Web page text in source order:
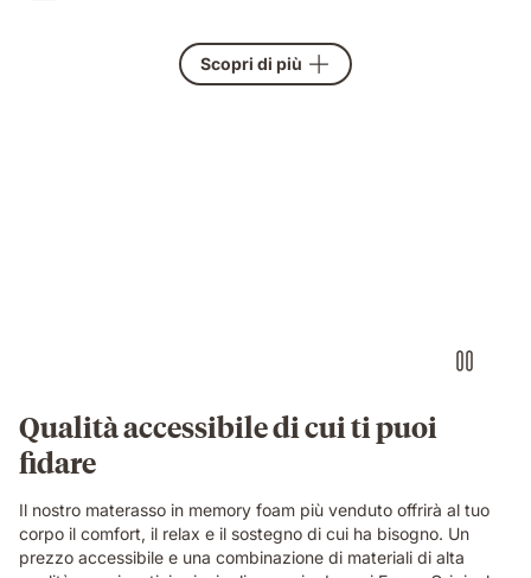
Scopri di più
Qualità accessibile di cui ti puoi
fidare
Il nostro materasso in memory foam più venduto offrirà al tuo
corpo il comfort, il relax e il sostegno di cui ha bisogno. Un
prezzo accessibile e una combinazione di materiali di alta